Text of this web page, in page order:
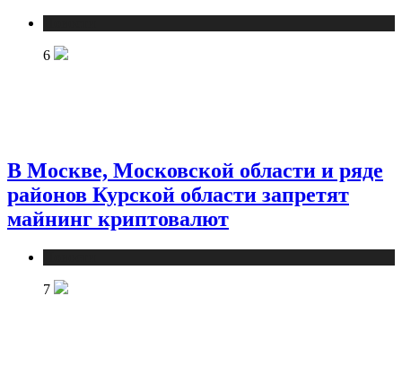
6
В Москве, Московской области и ряде
районов Курской области запретят
майнинг криптовалют
7